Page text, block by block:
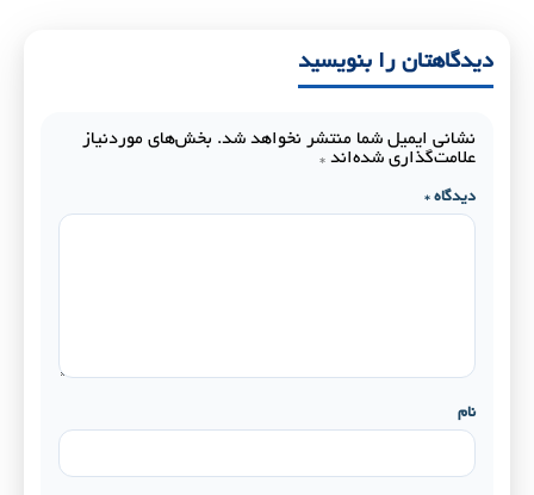
دیدگاهتان را بنویسید
نشانی ایمیل شما منتشر نخواهد شد. بخش‌های موردنیاز
علامت‌گذاری شده‌اند *
دیدگاه *
نام